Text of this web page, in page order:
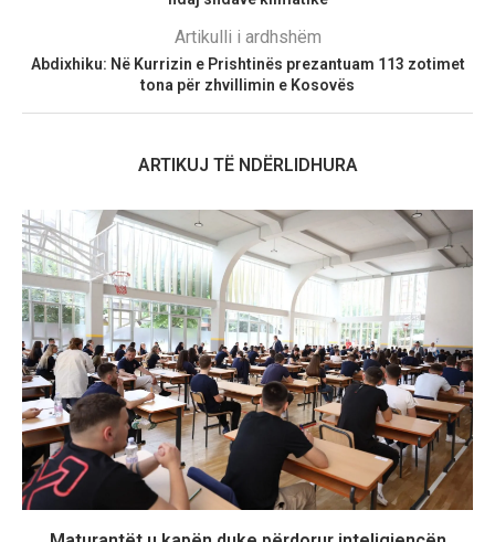
Artikulli i ardhshëm
Abdixhiku: Në Kurrizin e Prishtinës prezantuam 113 zotimet
tona për zhvillimin e Kosovës
ARTIKUJ TË NDËRLIDHURA